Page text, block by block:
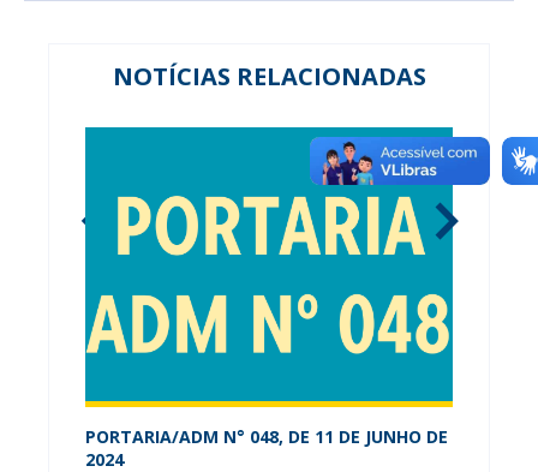
NOTÍCIAS RELACIONADAS
PORTARIA/ADM N° 048, DE 11 DE JUNHO DE
2024